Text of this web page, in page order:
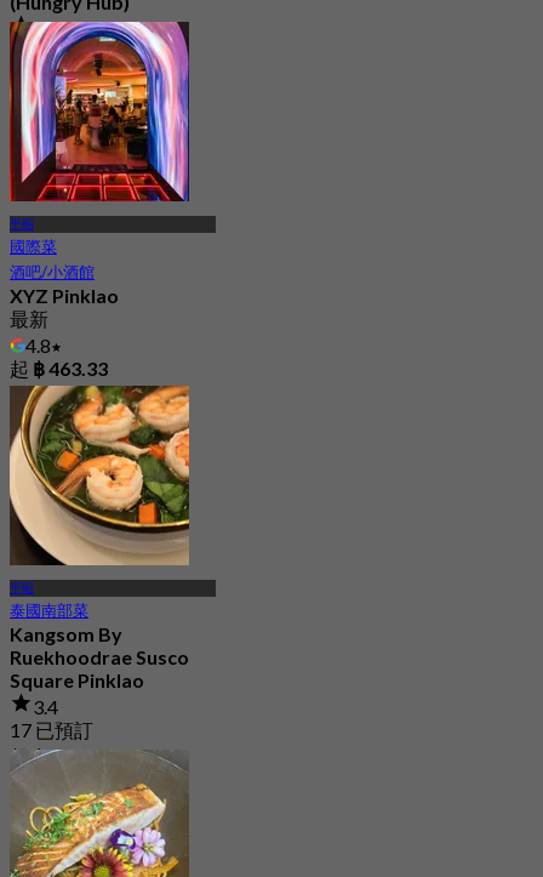
4.8
237.5K 已預訂
起฿ 399
平昭
國際菜
酒吧/小酒館
XYZ Pinklao
最新
4.8
起 ฿ 463.33
平昭
泰國南部菜
Kangsom By
Ruekhoodrae Susco
Square Pinklao
3.4
17 已預訂
起฿ 330